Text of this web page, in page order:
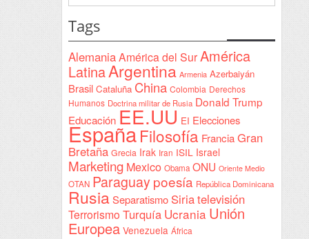
Yeda
en
Sudán
Tags
AlemaniaAmérica del SurAmérica
LatinaArgentina Armenia Azerbaiyán
Brasil Cataluña China Colombia Derechos
Humanos Doctrina militar de Rusia Donald Trump
EducaciónEE.UU EI Elecciones
España Filosofía Francia Gran
Bretaña Grecia Irak Iran ISIL Israel
Marketing Mexico Obama ONU Oriente Medio
OTAN Paraguay poesía República Dominicana
Rusia Separatismo Siriatelevisión
Terrorismo Turquía Ucrania Unión
Europea Venezuela África